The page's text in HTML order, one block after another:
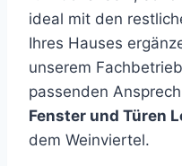
ideal mit den
Ihres Hauses
unserem
passenden
Fenster und Türen
dem Weinviertel.